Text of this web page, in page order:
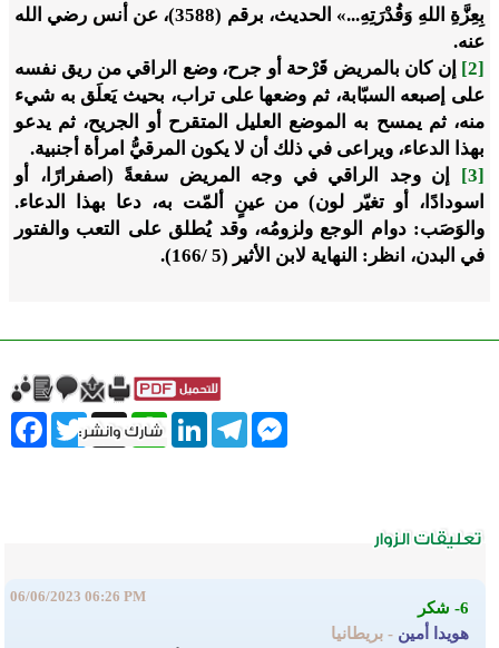
بِعِزَّةِ اللهِ وَقُدْرَتِهِ...» الحديث، برقم (3588)، عن أنس رضي الله
عنه.
[2]
إن كان بالمريض قَرْحة أو جرح، وضع الراقي من ريق نفسه
على إصبعه السبّابة، ثم وضعها على تراب، بحيث يَعلَق به شيء
منه، ثم يمسح به الموضع العليل المتقرح أو الجريح، ثم يدعو
بهذا الدعاء، ويراعى في ذلك أن لا يكون المرقيُّ امرأة أجنبية.
[3]
إن وجد الراقي في وجه المريض سفعةً (اصفرارًا، أو
اسودادًا، أو تغيّر لون) من عينٍ ألمّت به، دعا بهذا الدعاء.
والوَصَب: دوام الوجع ولزومُه، وقد يُطلق على التعب والفتور
في البدن، انظر: النهاية لابن الأثير (5 /166).
Twitter X
WhatsApp
LinkedInTelegram
Messenger
6- شكر
هويدا أمين - بريطانيا
06/06/2023 06:26 PM